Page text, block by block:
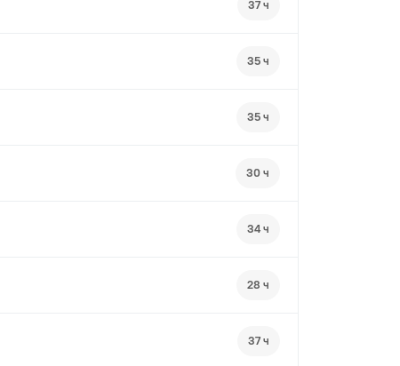
37 ч
35 ч
35 ч
30 ч
34 ч
28 ч
37 ч